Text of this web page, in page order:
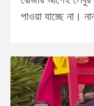
পাওয়া যাচ্ছে না।